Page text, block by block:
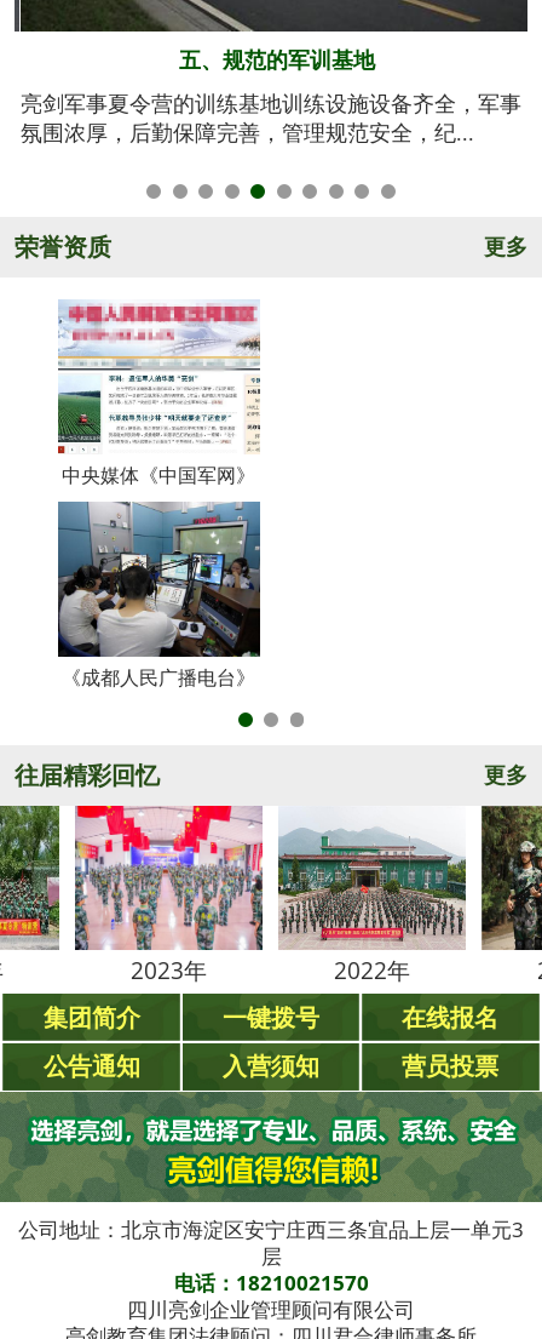
六、系统的安全保障
我们将安全视为生命，安全高于一切！从孩子训练期
间的衣、食、住、行全方位有效管控，由生活...
荣誉资质 更多
中央媒体《中国军网》
《成都人民广播电台》
往届精彩回忆 更多
集团简介 一键拨号
在线报名
公告通知
入营须知 营员投票
公司地址：北京市海淀区安宁庄西三条宜品上层一单元3
层
电话：18210021570
四川亮剑企业管理顾问有限公司